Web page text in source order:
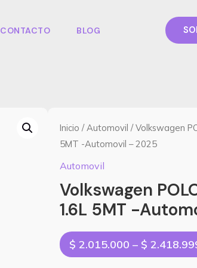
CONTACTO BLOG
Inicio /Automovil / Volkswagen
5MT -Automovil – 2025
Automovil
Volkswagen
1.6L 5MT -
$ 2.015.000 – $